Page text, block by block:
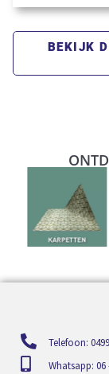
BEKIJK
Telefoon:
Whatsapp: 06